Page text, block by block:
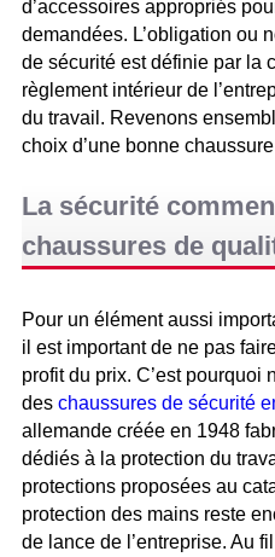
d’accessoires appropriés
demandées. L’obligation ou
de sécurité est définie par la
règlement intérieur de
du travail. Revenons
choix d’une bonne
La sécurité
chaussures de
Pour un élément aussi
il est important de ne pas
profit du prix. C’est pourquoi
des chaussures de sécurité
allemande créée en 1948
dédiés à la protection du
protections proposées au
protection des mains reste
de lance de l’entreprise. Au